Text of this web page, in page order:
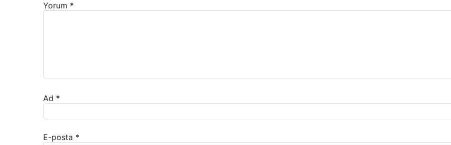
Yorum *
Ad *
E-posta *